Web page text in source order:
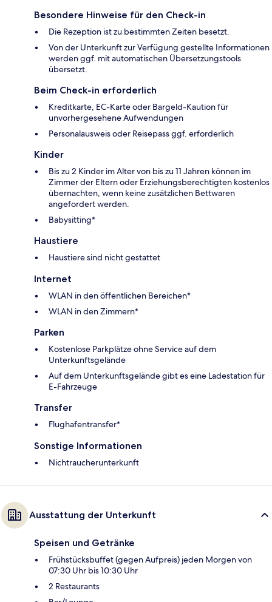
Besondere Hinweise für den Check-in
Die Rezeption ist zu bestimmten Zeiten besetzt.
Von der Unterkunft zur Verfügung gestellte Informationen
werden ggf. mit automatischen Übersetzungstools
übersetzt.
Beim Check-in erforderlich
Kreditkarte, EC-Karte oder Bargeld-Kaution für
unvorhergesehene Aufwendungen
Personalausweis oder Reisepass ggf. erforderlich
Kinder
Bis zu 2 Kinder im Alter von bis zu 11 Jahren können im
Zimmer der Eltern oder Erziehungsberechtigten kostenlos
übernachten, wenn keine zusätzlichen Bettwaren
angefordert werden.
Babysitting*
Haustiere
Haustiere sind nicht gestattet
Internet
WLAN in den öffentlichen Bereichen*
WLAN in den Zimmern*
Parken
Kostenlose Parkplätze ohne Service auf dem
Unterkunftsgelände
Auf dem Unterkunftsgelände gibt es eine Ladestation für
E-Fahrzeuge
Transfer
Flughafentransfer*
Sonstige Informationen
Nichtraucherunterkunft
Ausstattung der Unterkunft
Speisen und Getränke
Frühstücksbuffet (gegen Aufpreis) jeden Morgen von
07:30 Uhr bis 10:30 Uhr
2 Restaurants